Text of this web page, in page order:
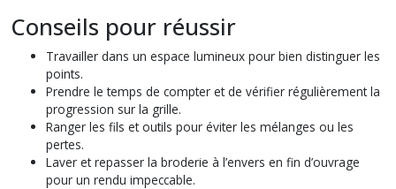
Conseils pour réussir
Travailler dans un espace lumineux pour bien distinguer les
points.
Prendre le temps de compter et de vérifier régulièrement la
progression sur la grille.
Ranger les fils et outils pour éviter les mélanges ou les
pertes.
Laver et repasser la broderie à l’envers en fin d’ouvrage
pour un rendu impeccable.